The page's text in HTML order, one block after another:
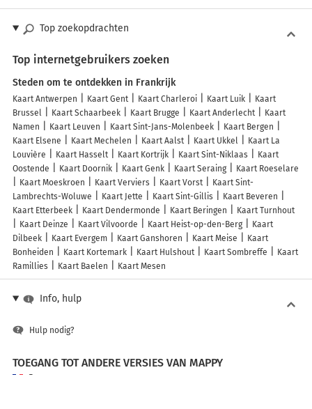
Top zoekopdrachten
Top internetgebruikers zoeken
Steden om te ontdekken in Frankrijk
Kaart Antwerpen Kaart Gent Kaart Charleroi Kaart Luik
Kaart
Brussel
Kaart Schaarbeek Kaart Brugge Kaart Anderlecht
Kaart
Namen
Kaart Leuven Kaart Sint-Jans-Molenbeek
Kaart Bergen
Kaart Elsene
Kaart Mechelen Kaart Aalst Kaart Ukkel
Kaart La
Louvière
Kaart Hasselt Kaart Kortrijk Kaart Sint-Niklaas
Kaart
Oostende
Kaart Doornik Kaart Genk Kaart Seraing
Kaart Roeselare
Kaart Moeskroen
Kaart Verviers Kaart Vorst
Kaart Sint-
Lambrechts-Woluwe
Kaart Jette Kaart Sint-Gillis
Kaart Beveren
Kaart Etterbeek
Kaart Dendermonde Kaart Beringen
Kaart Turnhout
Kaart Deinze
Kaart Vilvoorde Kaart Heist-op-den-Berg
Kaart
Dilbeek
Kaart Evergem Kaart Ganshoren Kaart Meise
Kaart
Bonheiden
Kaart Kortemark Kaart Hulshout Kaart Sombreffe
Kaart
Ramillies
Kaart Baelen Kaart Mesen
Info, hulp
Hulp nodig?
TOEGANG TOT ANDERE VERSIES VAN MAPPY
France